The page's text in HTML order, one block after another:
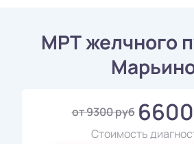
МРТ желчного
от 9300 руб
Стоимость